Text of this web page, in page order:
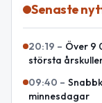
Senaste
20:19 – Över 9
största
09:40 –
minnesdagar